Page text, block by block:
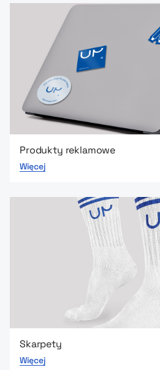
Produkty reklamowe
Więcej
Skarpety
Więcej